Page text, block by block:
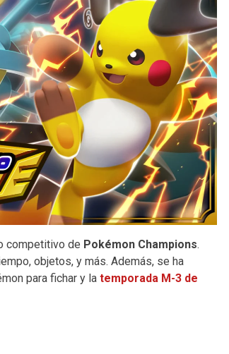
competitivo de Pokémon Champions.
objetos, y más. Además, se ha
para fichar y la temporada M-3 de